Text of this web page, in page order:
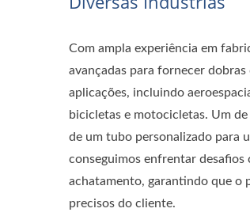
Com ampla experiência em
avançadas para fornecer
aplicações, incluindo
bicicletas e motocicletas. Um
de um tubo personalizado para
conseguimos enfrentar
achatamento, garantindo que o
precisos do cliente.